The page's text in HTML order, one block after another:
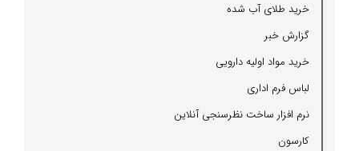
خرید طلای آب شده
گزارش خبر
خرید مواد اولیه دارویی
لباس فرم اداری
نرم افزار ساخت نظرسنجی آنلاین
كارسون